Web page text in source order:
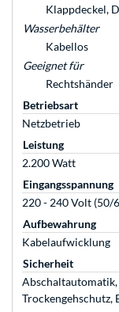
Klappdeckel,
Wasserbehälter
Kabellos
Geeignet für
Rechtshänder
Betriebsart
Netzbetrieb
Leistung
2.200 Watt
Eingangsspannung
220 - 240 Volt (50/
Aufbewahrung
Kabelaufwicklung
Sicherheit
Trockengehschutz,